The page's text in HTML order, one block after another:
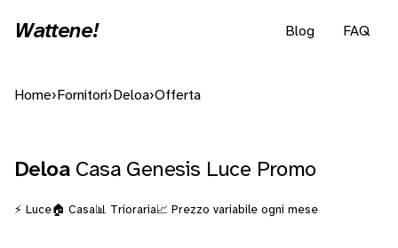
Wattene! Blog FAQ
Home› Fornitori› Deloa›Offerta
Deloa Casa Genesis Luce Promo
⚡ Luce🏠 Casa📊 Trioraria📈 Prezzo variabile ogni mese